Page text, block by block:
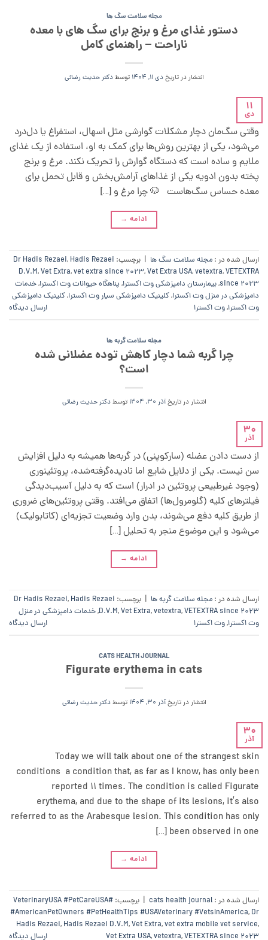
مجله سلامت سگ ها
دستور غذای مرغ و برنج برای سگ های با معده
ناراحت – راهنمای کامل
انتشار در تاریخدی 11, 1404 توسطدکتر حدیث رضائی
11
دی
وقتی سگ‌مان دچار مشکلات گوارشی مثل اسهال، استفراغ یا دل‌درد
می‌شود، یکی از بهترین روش‌ها برای کمک به او، استفاده از یک غذای
ملایم و ساده است که دستگاه گوارش را تحریک نکند. مرغ و برنج
پخته بدون ادویه یکی از غذاهای آرامش‌بخش و قابل تحمل برای
معده حساس سگ‌هاست 🐶 چرا مرغ و […]
ادامه →
ارسال شده در : مجله سلامت سگ ها | برچسب: Dr Hadis Rezaei, Hadis Rezaei
D.V.M,Vet Extra,vet extra since 2023,Vet Extra USA,vetextra,VETEXTRA
since 2023
,بیمارستان دامپزشکی وت اکسترا,پناهگاه حیوانات وت اکسترا,خدمات
دامپزشکی در منزل وت اکسترا,کلینیک دامپزشکی سیار وت اکسترا,کلینیک دامپزشکی
وت اکسترا,وت اکسترا ارسال دیدگاه
مجله سلامت گربه ها
چرا گربه شما دچار کاهش توده عضلانی شده
است؟
انتشار در تاریخآذر 30, 1404 توسطدکتر حدیث رضائی
30
آذر
از دست دادن عضله (سارکوپنی) در گربه‌ها همیشه به دلیل افزایش
سن نیست. یکی از دلایل شایع اما نادیده‌گرفته‌شده، پروتئینوری
(وجود غیرطبیعی پروتئین در ادرار) است که به دلیل آسیب‌دیدگی
فیلترهای کلیه (گلومرول‌ها) اتفاق می‌افتد. وقتی پروتئین‌های ضروری
از طریق کلیه دفع می‌شوند، بدن وارد وضعیت تجزیه‌ای (کاتابولیک)
می‌شود و این موضوع منجر به تحلیل […]
ادامه →
ارسال شده در : مجله سلامت گربه ها | برچسب: Dr Hadis Rezaei, Hadis Rezaei
D.V.M,Vet Extra,vetextra,VETEXTRA since 2023
,خدمات دامپزشکی در منزل
وت اکسترا,وت اکسترا ارسال دیدگاه
CATS HEALTH JOURNAL
Figurate erythema in cats
انتشار در تاریخآذر 30, 1404 توسطدکتر حدیث رضائی
30
آذر
Today we will talk about one of the strangest skin
conditions a condition that, as far as I know, has only been
reported 11 times. The condition is called Figurate
erythema, and due to the shape of its lesions, it’s also
referred to as the Arabesque lesion. This condition has only
been observed in one […]
ادامه →
ارسال شده در : cats health journal
| برچسب:
#VeterinaryUSA #PetCareUSA
#AmericanPetOwners #PetHealthTips #USAVeterinary #VetsInAmerica, Dr
Hadis Rezaei, Hadis Rezaei D.V.M,Vet Extra,vet extra mobile vet service,
Vet Extra USA,vetextra,VETEXTRA since 2023 ارسال دیدگاه